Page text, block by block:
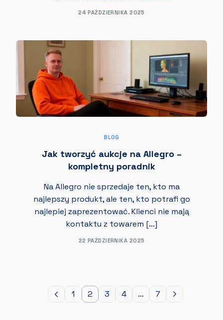
24 PAŹDZIERNIKA 2025
BLOG
Jak tworzyć aukcje na Allegro –
kompletny poradnik
Na Allegro nie sprzedaje ten, kto ma
najlepszy produkt, ale ten, kto potrafi go
najlepiej zaprezentować. Klienci nie mają
kontaktu z towarem […]
22 PAŹDZIERNIKA 2025
1 2 3 4 … 7